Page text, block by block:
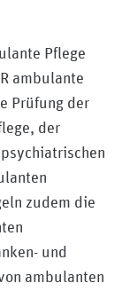
Pflege
ambulante
Prüfung der
der
zudem die
und
ambulanten